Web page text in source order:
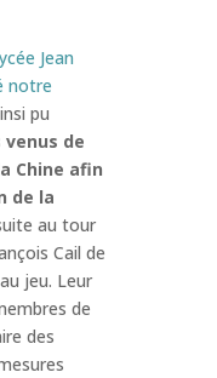
Jean
notre
pu
de
Chine afin
de la
au tour
Cail de
jeu. Leur
de
des